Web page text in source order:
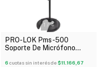
1 /4
PRO-LOK Pms-500
Soporte De Micrófono
6 cuotas sin interés de$11.166,67